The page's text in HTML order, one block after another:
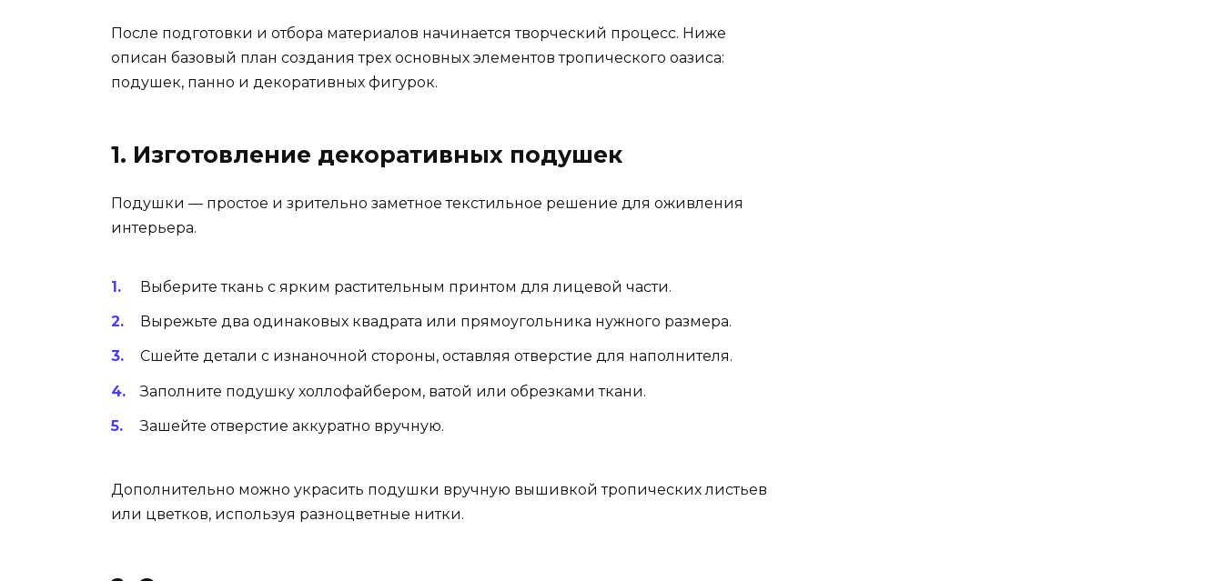
После подготовки и отбора материалов начинается творческий процесс. Ниже
описан базовый план создания трех основных элементов тропического оазиса:
подушек, панно и декоративных фигурок.
1. Изготовление декоративных подушек
Подушки — простое и зрительно заметное текстильное решение для оживления
интерьера.
Выберите ткань с ярким растительным принтом для лицевой части.
Вырежьте два одинаковых квадрата или прямоугольника нужного размера.
Сшейте детали с изнаночной стороны, оставляя отверстие для наполнителя.
Заполните подушку холлофайбером, ватой или обрезками ткани.
Зашейте отверстие аккуратно вручную.
Дополнительно можно украсить подушки вручную вышивкой тропических листьев
или цветков, используя разноцветные нитки.